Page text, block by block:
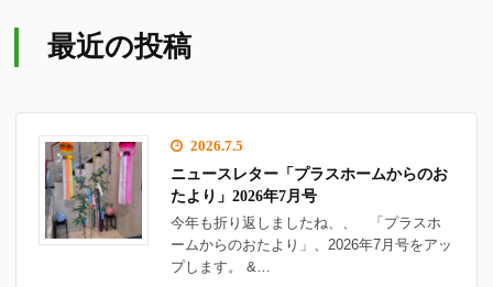
最近の投稿
2026.7.5
ニュースレター「プラスホームからのお
たより」2026年7月号
今年も折り返しましたね、、 「プラスホ
ームからのおたより」、2026年7月号をアッ
プします。 &…